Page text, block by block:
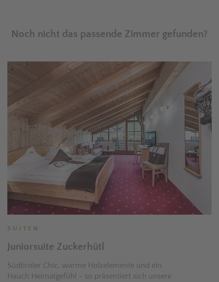
Noch nicht das passende Zimmer gefunden?
SUITEN
Juniorsuite Zuckerhütl
Südtiroler Chic, warme Holzelemente und ein
Hauch Heimatgefühl - so präsentiert sich unsere